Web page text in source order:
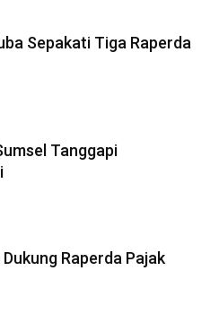
Sepakati Tiga Raperda
Tanggapi
Raperda Pajak